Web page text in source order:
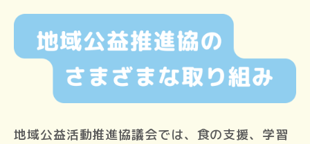
地域公益活動推進協議会では、食の支援、学習